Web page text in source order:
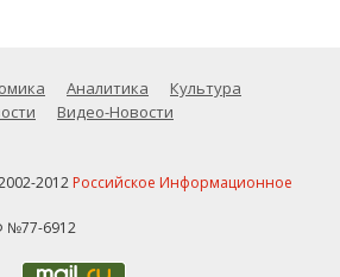
Аналитика
Культура
Видео-Новости
2012 Российское Информационное
№77-6912